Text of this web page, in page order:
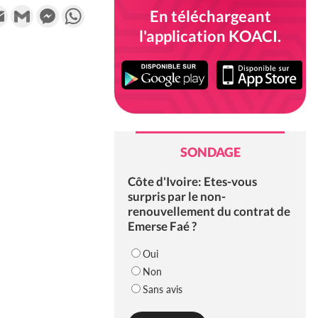
Email Gmail Messenger
En téléchargeant
l'application KOACI.
SONDAGE
Côte d'Ivoire: Etes-vous
surpris par le non-
renouvellement du contrat de
Emerse Faé ?
Oui
Non
Sans avis